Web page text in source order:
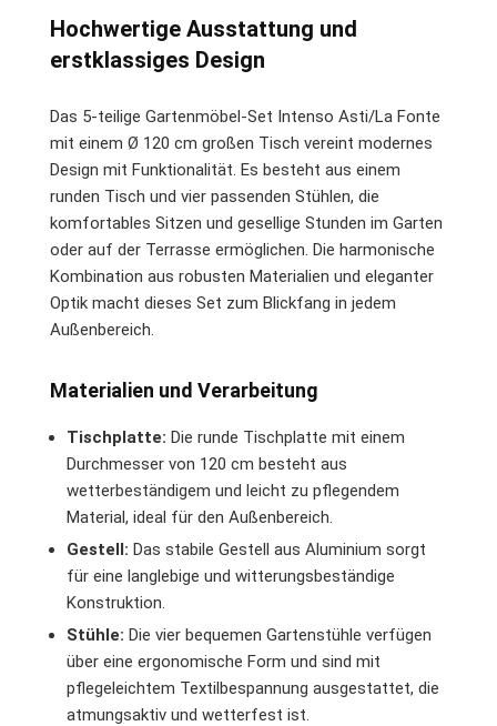
Hochwertige Ausstattung und
erstklassiges Design
Das 5-teilige Gartenmöbel-Set Intenso Asti/La Fonte
mit einem Ø 120 cm großen Tisch vereint modernes
Design mit Funktionalität. Es besteht aus einem
runden Tisch und vier passenden Stühlen, die
komfortables Sitzen und gesellige Stunden im Garten
oder auf der Terrasse ermöglichen. Die harmonische
Kombination aus robusten Materialien und eleganter
Optik macht dieses Set zum Blickfang in jedem
Außenbereich.
Materialien und Verarbeitung
Tischplatte: Die runde Tischplatte mit einem
Durchmesser von 120 cm besteht aus
wetterbeständigem und leicht zu pflegendem
Material, ideal für den Außenbereich.
Gestell: Das stabile Gestell aus Aluminium sorgt
für eine langlebige und witterungsbeständige
Konstruktion.
Stühle: Die vier bequemen Gartenstühle verfügen
über eine ergonomische Form und sind mit
pflegeleichtem Textilbespannung ausgestattet, die
atmungsaktiv und wetterfest ist.